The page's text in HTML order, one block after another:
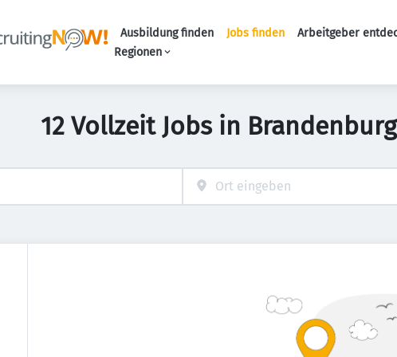
Ausbildung finden Jobs finden
Arbeitgeber
Regionen
12 Vollzeit Jobs in Brandenburg